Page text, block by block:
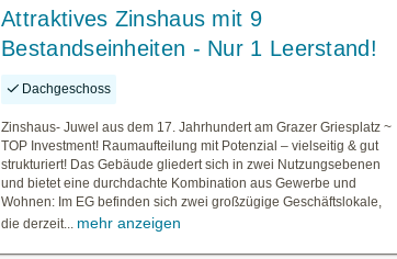
Attraktives Zinshaus mit 9
Bestandseinheiten - Nur 1 Leerstand!
Dachgeschoss
Zinshaus- Juwel aus dem 17. Jahrhundert am Grazer Griesplatz ~
TOP Investment! Raumaufteilung mit Potenzial – vielseitig & gut
strukturiert! Das Gebäude gliedert sich in zwei Nutzungsebenen
und bietet eine durchdachte Kombination aus Gewerbe und
Wohnen: Im EG befinden sich zwei großzügige Geschäftslokale,
die derzeit... mehr anzeigen